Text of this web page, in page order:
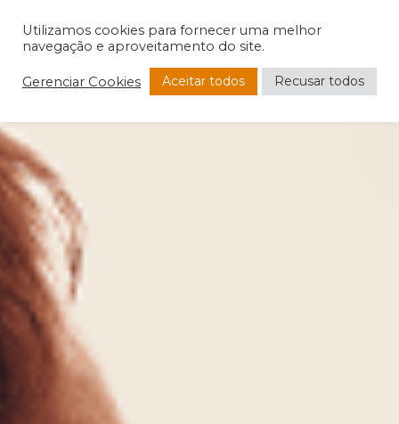
Utilizamos cookies para fornecer uma melhor
navegação e aproveitamento do site.
Gerenciar Cookies Aceitar todos Recusar todos